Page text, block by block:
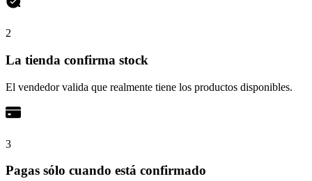
2
La tienda confirma stock
El vendedor valida que realmente tiene los productos disponibles.
3
Pagas sólo cuando está confirmado